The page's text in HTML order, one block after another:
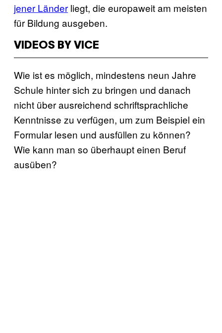
jener Länder liegt, die europaweit am meisten
für Bildung ausgeben.
VIDEOS BY VICE
Wie ist es möglich, mindestens neun Jahre
Schule hinter sich zu bringen und danach
nicht über ausreichend schriftsprachliche
Kenntnisse zu verfügen, um zum Beispiel ein
Formular lesen und ausfüllen zu können?
Wie kann man so überhaupt einen Beruf
ausüben?